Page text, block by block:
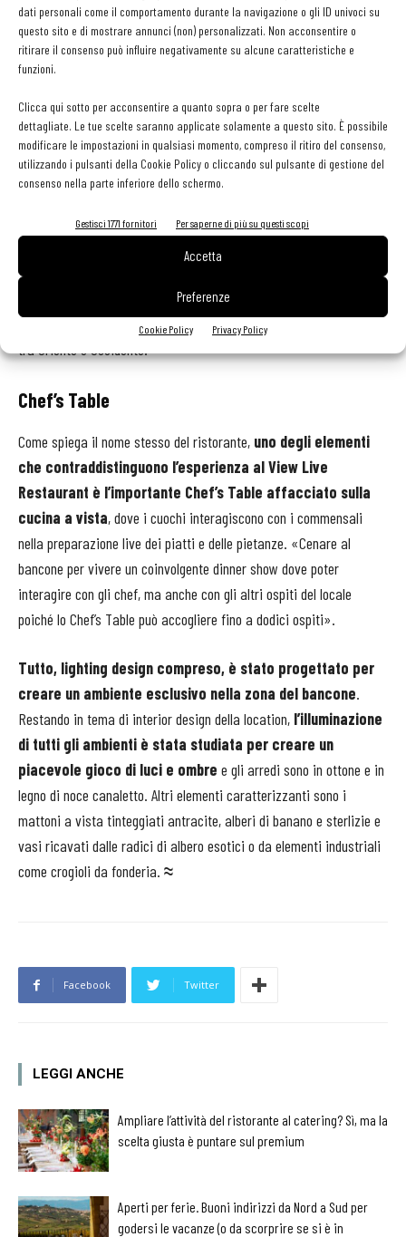
dati personali come il comportamento durante la navigazione o gli ID univoci su
questo sito e di mostrare annunci (non) personalizzati. Non acconsentire o
ritirare il consenso può influire negativamente su alcune caratteristiche e
funzioni.
Clicca qui sotto per acconsentire a quanto sopra o per fare scelte
dettagliate. Le tue scelte saranno applicate solamente a questo sito. È possibile
modificare le impostazioni in qualsiasi momento, compreso il ritiro del consenso,
utilizzando i pulsanti della Cookie Policy o cliccando sul pulsante di gestione del
consenso nella parte inferiore dello schermo.
Gestisci 1771 fornitori Per saperne di più su questi scopi
Accetta
Preferenze
Cookie Policy Privacy Policy
introduce a sapori e consistenze che si articoleranno poi nei piatti
in carta. Lo step successivo è Magnolia, un carpaccio di salmone
alla fiamma con salsa mojito di ananas, menta e shiso, daikon
composto da una tartare di salmone, tempura di asparagi e gratiné
di granchio con uova di pesce volante. Infine, il Black Cod
mantecato con patate, erba cipollina e prezzemolo, servito su terra
Passando ai dolci, il percorso prosegue con il profumo
del tè verde e del macha, la nota speziata dello zenzero e
il pistacchio che sono protagonisti in cheesecake, mochi
e gelato, o con una speciale versione di tiramisù in bilico perfetto
tra Oriente e Occidente.
Chef’s Table
Come spiega il nome stesso del ristorante, uno degli elementi
che contraddistinguono l’esperienza al View Live
Restaurant è l’importante Chef’s Table affacciato sulla
cucina a vista, dove i cuochi interagiscono con i commensali
nella preparazione live dei piatti e delle pietanze. «Cenare al
bancone per vivere un coinvolgente dinner show dove poter
interagire con gli chef, ma anche con gli altri ospiti del locale
poiché lo Chef’s Table può accogliere fino a dodici ospiti».
Tutto, lighting design compreso, è stato progettato per
creare un ambiente esclusivo nella zona del bancone.
Restando in tema di interior design della location, l’illuminazione
di tutti gli ambienti è stata studiata per creare un
piacevole gioco di luci e ombre e gli arredi sono in ottone e in
legno di noce canaletto. Altri elementi caratterizzanti sono i
mattoni a vista tinteggiati antracite, alberi di banano e sterlizie e
vasi ricavati dalle radici di albero esotici o da elementi industriali
come crogioli da fonderia. ≈
Facebook Twitter
LEGGI ANCHE
Ampliare l’attività del ristorante al catering? Sì, ma la
scelta giusta è puntare sul premium
Aperti per ferie. Buoni indirizzi da Nord a Sud per
godersi le vacanze (o da scorprire se si è in